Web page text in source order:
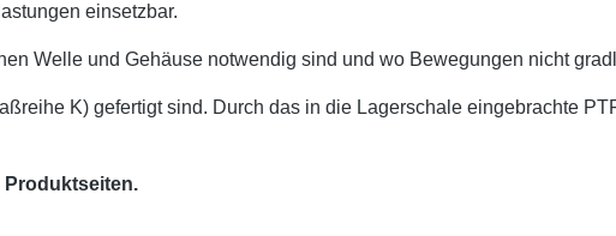
einsetzbar.
Welle und Gehäuse notwendig sind und wo Bewegungen nicht
K) gefertigt sind. Durch das in die Lagerschale eingebrachte
Produktseiten.